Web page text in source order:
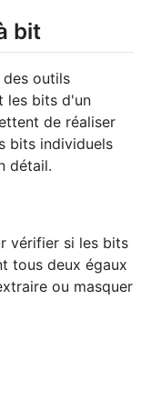
bit
outils
les bits d'un
de réaliser
bits individuels
détail.
vérifier si les bits
tous deux égaux
ou masquer